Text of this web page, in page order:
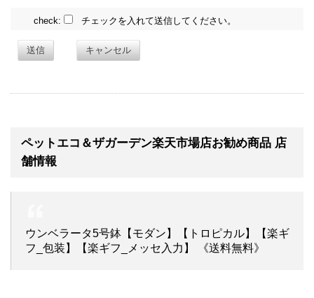
check: チェックを入れて送信してください。
送信 キャンセル
ペットエコ＆ザガーデン楽天市場店お勧め商品 店
舗情報
ウンベラータ5号鉢【モダン】【トロピカル】【楽ギ
フ_包装】【楽ギフ_メッセ入力】 《送料無料》